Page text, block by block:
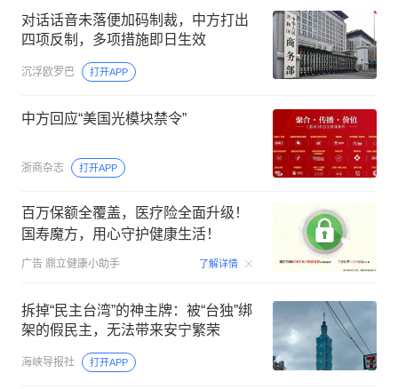
对话话音未落便加码制裁，中方打出
四项反制，多项措施即日生效
沉浮欧罗巴 打开APP
中方回应“美国光模块禁令”
浙商杂志 打开APP
百万保额全覆盖，医疗险全面升级！
国寿魔方，用心守护健康生活！
广告 鼎立健康小助手 了解详情 00:06
拆掉“民主台湾”的神主牌：被“台独”绑
架的假民主，无法带来安宁繁荣
海峡导报社 打开APP